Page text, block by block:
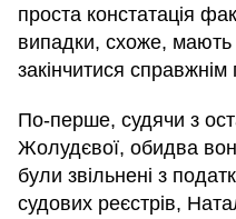
проста констатація
випадки, схоже, мають
закінчитися
По-перше, судячи з
Жолудєвої, обидва
були звільнені з
судових реєстрів,